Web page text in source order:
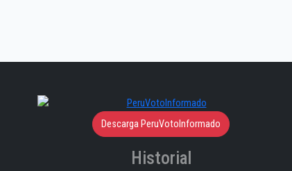
Descarga PeruVotoInformado
Historial